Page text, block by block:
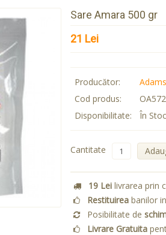
Sare Amara 500 gr
21 Lei
Producător:
Cod produs:
OA572
Disponibilitate:
În Stoc
Cantitate
19 Leilivrarea prin
Restituireabanilor
Posibilitate de
Livrare Gratuita